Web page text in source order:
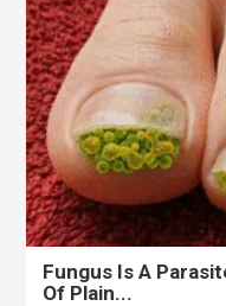
Fungus Is A
Of Plain...